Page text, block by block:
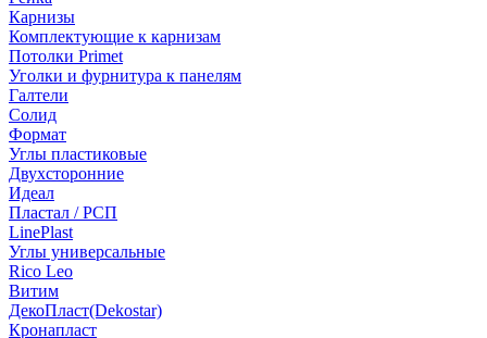
Карнизы
Комплектующие к карнизам
Потолки Primet
Уголки и фурнитура к панелям
Галтели
Солид
Формат
Углы пластиковые
Двухсторонние
Идеал
Пластал / РСП
LinePlast
Углы универсальные
Rico Leo
Витим
ДекоПласт(Dekostar)
Кронапласт